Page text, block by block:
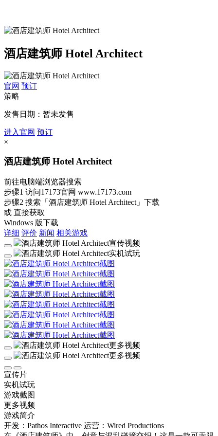
酒店建筑师 Hotel Architect
官网 预订
策略
发售日期：暂未发售
进入官网 预订
×
酒店建筑师 Hotel Architect
前往电脑端浏览器搜索
步骤1 访问17173官网 www.17173.com
步骤2 搜索 「酒店建筑师 Hotel Architect」 下载
或 直接获取
Windows 版下载
详细 评价 新闻 相关游戏
宣传片
实机试玩
游戏截图
更多视频
游戏简介
开发：Pathos Interactive 运营：Wired Productions